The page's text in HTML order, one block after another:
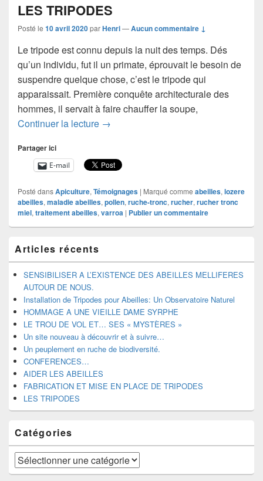
LES TRIPODES
Posté le 10 avril 2020parHenri—Aucun commentaire ↓
Le tripode est connu depuis la nuit des temps. Dés
qu’un individu, fut il un primate, éprouvait le besoin de
suspendre quelque chose, c’est le tripode qui
apparaissait. Première conquête architecturale des
hommes, il servait à faire chauffer la soupe,
Continuer la lecture LES TRIPODES
→
Partager ici
E-mail
Posté dansApiculture, Témoignages | Marqué comme abeilles, lozere
abeilles, maladie abeilles, pollen, ruche-tronc, rucher, rucher tronc
miel, traitement abeilles, varroa | Publier un commentaire
principale
de
widget
barre
latérale
Articles récents
SENSIBILISER A L’EXISTENCE DES ABEILLES MELLIFERES
AUTOUR DE NOUS.
Installation de Tripodes pour Abeilles: Un Observatoire Naturel
HOMMAGE A UNE VIEILLE DAME SYRPHE
LE TROU DE VOL ET… SES « MYSTÈRES »
Un site nouveau à découvrir et à suivre…
Un peuplement en ruche de biodiversité.
CONFERENCES…
AIDER LES ABEILLES
FABRICATION ET MISE EN PLACE DE TRIPODES
LES TRIPODES
Catégories
Catégories